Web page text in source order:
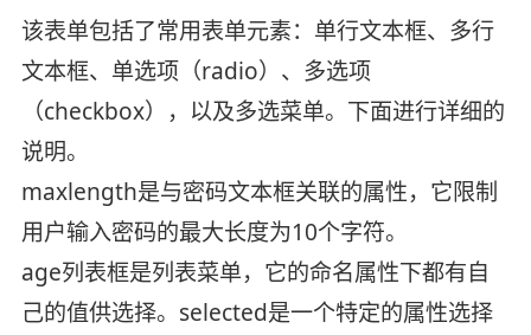
该表单包括了常用表单元素：单行文本框、多行
文本框、单选项（radio）、多选项
（checkbox），以及多选菜单。下面进行详细的
说明。
maxlength是与密码文本框关联的属性，它限制
用户输入密码的最大长度为10个字符。
age列表框是列表菜单，它的命名属性下都有自
己的值供选择。selected是一个特定的属性选择